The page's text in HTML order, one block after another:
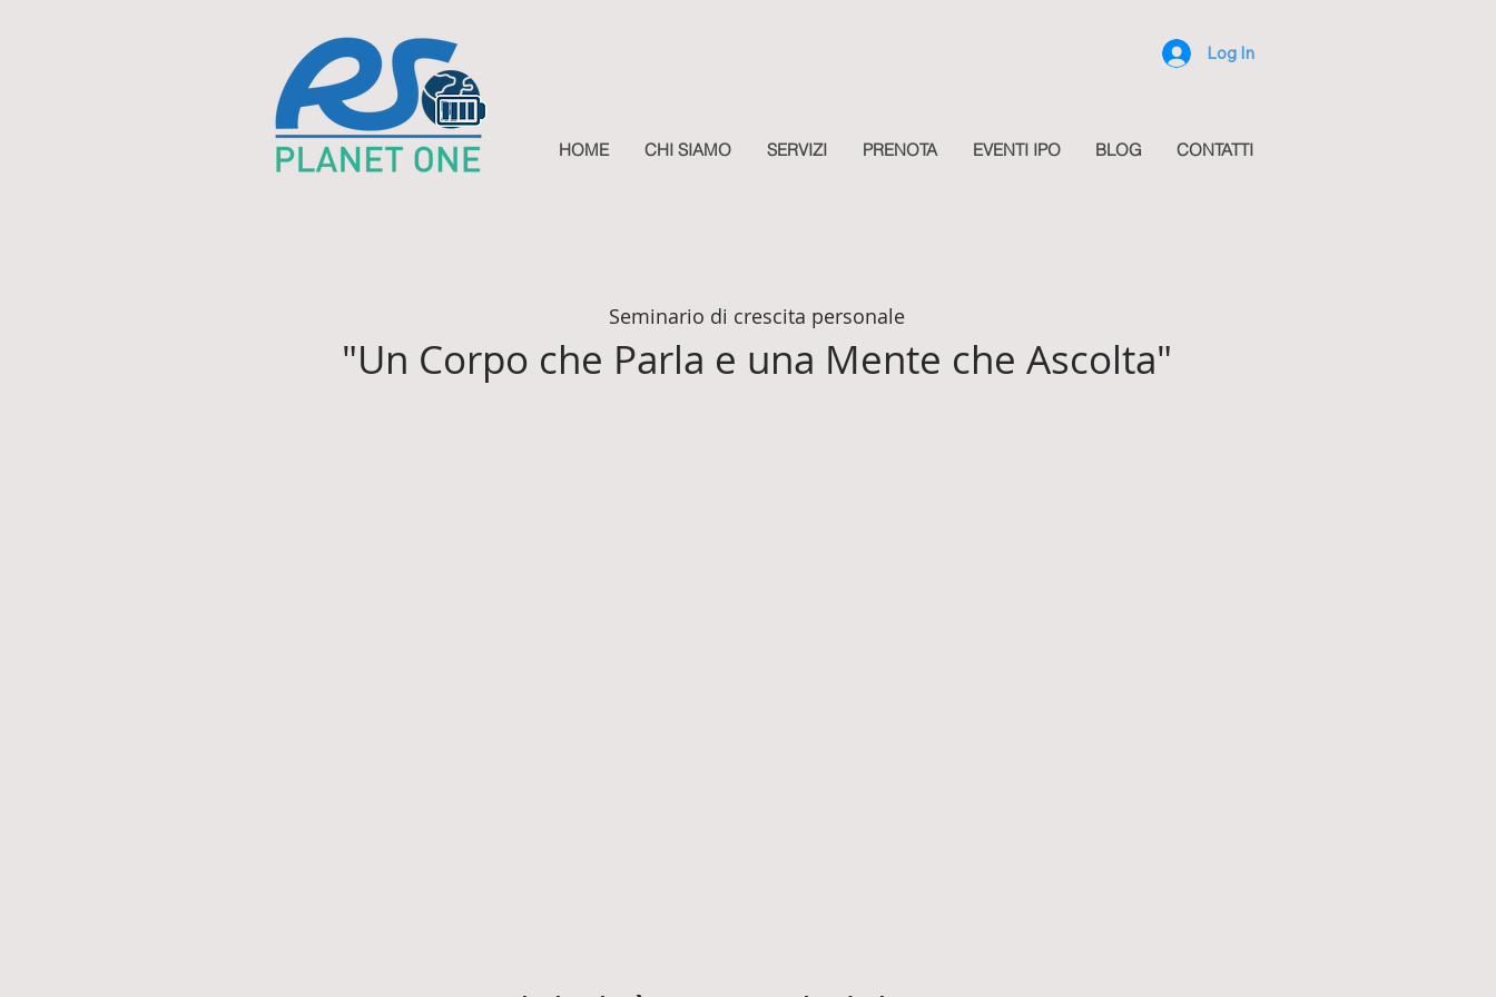
Log In
HOME CHI SIAMO SERVIZI PRENOTA EVENTI IPO BLOG CONTATTI
Seminario di crescita personale
"Un Corpo che Parla e una Mente che Ascolta"